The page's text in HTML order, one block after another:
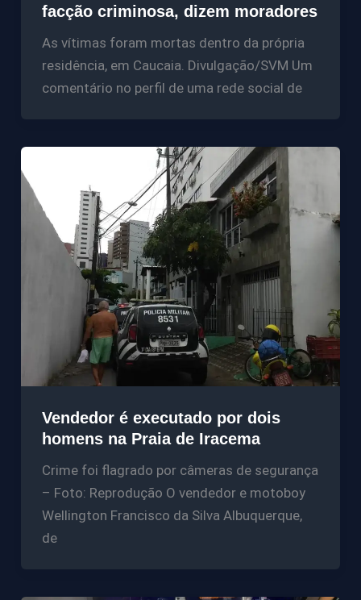
facção criminosa, dizem moradores
As vítimas foram mortas dentro da própria
residência, em Caucaia. Divulgação/SVM Um
comentário no perfil de uma rede social de
Vendedor é executado por dois
homens na Praia de Iracema
Crime foi flagrado por câmeras de segurança
– Foto: Reprodução O vendedor e motoboy
Wellington Francisco da Silva Albuquerque,
de